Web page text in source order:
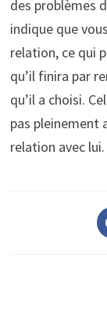
des problèmes
indique que
relation, ce qui
qu’il finira par
qu’il a choisi.
pas pleinement
relation avec lui.